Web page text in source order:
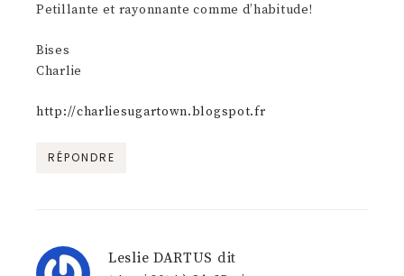
Petillante et rayonnante comme d’habitude!
Bises
Charlie
http://charliesugartown.blogspot.fr
RÉPONDRE
Leslie DARTUS dit